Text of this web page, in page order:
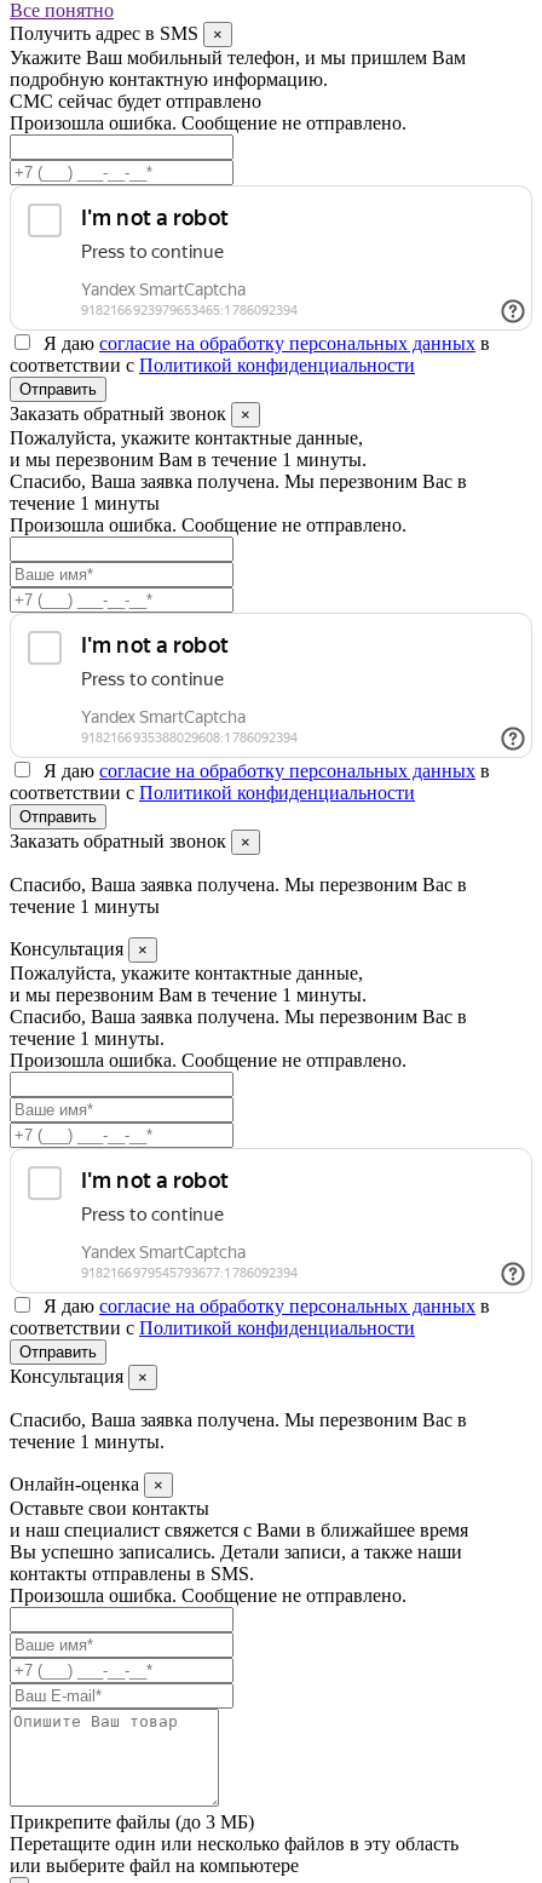
Все понятно
Получить адрес в SMS
×
Укажите Ваш мобильный телефон, и мы пришлем Вам
подробную контактную информацию.
СМС сейчас будет отправлено
Произошла ошибка. Сообщение не отправлено.
Я даю согласие на обработку персональных данных в
соответствии с Политикой конфиденциальности
Заказать обратный звонок ×
Пожалуйста, укажите контактные данные,
и мы перезвоним Вам в течение 1 минуты.
Спасибо, Ваша заявка получена. Мы перезвоним Вас в
течение 1 минуты
Произошла ошибка. Сообщение не отправлено.
Я даю согласие на обработку персональных данных в
соответствии с Политикой конфиденциальности
Заказать обратный звонок ×
Спасибо, Ваша заявка получена. Мы перезвоним Вас в
течение 1 минуты
Консультация ×
Пожалуйста, укажите контактные данные,
и мы перезвоним Вам в течение 1 минуты.
Спасибо, Ваша заявка получена. Мы перезвоним Вас в
течение 1 минуты.
Произошла ошибка. Сообщение не отправлено.
Я даю согласие на обработку персональных данных в
соответствии с Политикой конфиденциальности
Консультация ×
Спасибо, Ваша заявка получена. Мы перезвоним Вас в
течение 1 минуты.
Онлайн-оценка ×
Оставьте свои контакты
и наш специалист свяжется с Вами в ближайшее время
Вы успешно записались. Детали записи, а также наши
контакты отправлены в SMS.
Произошла ошибка. Сообщение не отправлено.
Прикрепите файлы (до 3 МБ)
Перетащите один или несколько файлов в эту область
или выберите файл на компьютере